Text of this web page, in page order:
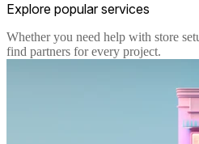
Explore popular services
Whether you need help with store
find partners for every project.